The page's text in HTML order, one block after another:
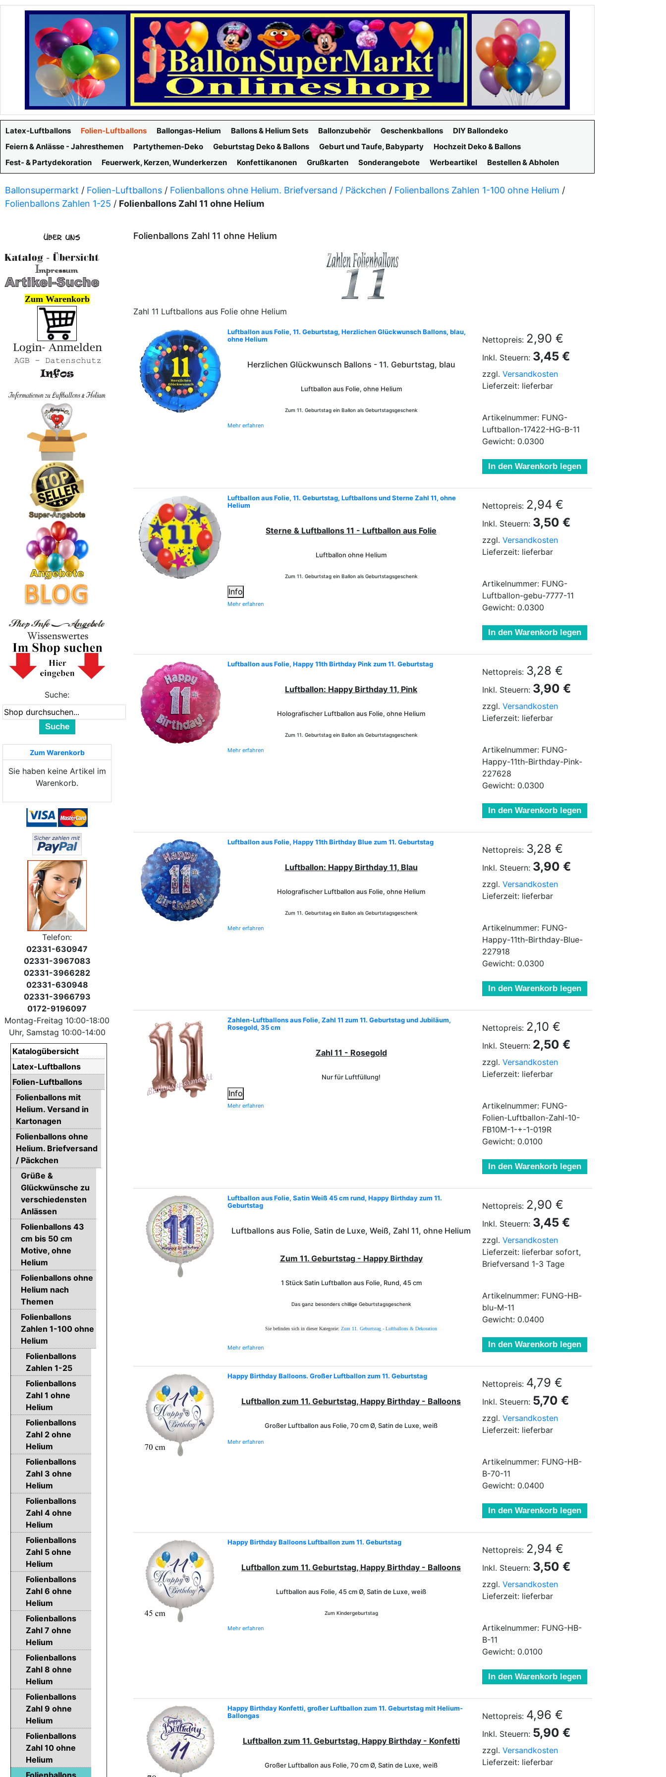
Latex-Luftballons Folien-Luftballons Ballongas-Helium Ballons & Helium Sets Ballonzubehör Geschenkballons
DIY Ballondeko
Feiern & Anlässe - Jahresthemen
Partythemen-Deko Geburtstag Deko & Ballons Geburt und Taufe, Babyparty
Hochzeit Deko & Ballons
Fest- & Partydekoration
Feuerwerk, Kerzen, Wunderkerzen Konfettikanonen Grußkarten Sonderangebote Werbeartikel Bestellen & Abholen
Ballonsupermarkt / Folien-Luftballons / Folienballons ohne Helium. Briefversand / Päckchen / Folienballons Zahlen 1-100 ohne Helium /
Folienballons Zahlen 1-25 / Folienballons Zahl 11 ohne Helium
Folienballons Zahl 11 ohne Helium
Zahl 11 Luftballons aus Folie ohne Helium
Luftballon aus Folie, 11. Geburtstag, Herzlichen Glückwunsch Ballons, blau,
ohne Helium
Herzlichen Glückwunsch Ballons - 11. Geburtstag, blau
Luftballon aus Folie, ohne Helium
Zum 11. Geburtstag ein Ballon als Geburtstagsgeschenk
Mehr erfahren
Nettopreis: 2,90 €
Inkl. Steuern: 3,45 €
zzgl. Versandkosten
Lieferzeit: lieferbar
Artikelnummer: FUNG-
Luftballon-17422-HG-B-11
Gewicht: 0.0300
In den Warenkorb legen
Luftballon aus Folie, 11. Geburtstag, Luftballons und Sterne Zahl 11, ohne
Helium
Sterne & Luftballons 11 - Luftballon aus Folie
Luftballon ohne Helium
Zum 11. Geburtstag ein Ballon als Geburtstagsgeschenk
Info
Mehr erfahren
Nettopreis: 2,94 €
Inkl. Steuern: 3,50 €
zzgl. Versandkosten
Lieferzeit: lieferbar
Artikelnummer: FUNG-
Luftballon-gebu-7777-11
Gewicht: 0.0300
In den Warenkorb legen
Luftballon aus Folie, Happy 11th Birthday Pink zum 11. Geburtstag
Luftballon: Happy Birthday 11, Pink
Holografischer Luftballon aus Folie, ohne Helium
Zum 11. Geburtstag ein Ballon als Geburtstagsgeschenk
Mehr erfahren
Nettopreis: 3,28 €
Inkl. Steuern: 3,90 €
zzgl. Versandkosten
Lieferzeit: lieferbar
Artikelnummer: FUNG-
Happy-11th-Birthday-Pink-
227628
Gewicht: 0.0300
In den Warenkorb legen
Luftballon aus Folie, Happy 11th Birthday Blue zum 11. Geburtstag
Luftballon: Happy Birthday 11, Blau
Holografischer Luftballon aus Folie, ohne Helium
Zum 11. Geburtstag ein Ballon als Geburtstagsgeschenk
Mehr erfahren
Nettopreis: 3,28 €
Inkl. Steuern: 3,90 €
zzgl. Versandkosten
Lieferzeit: lieferbar
Artikelnummer: FUNG-
Happy-11th-Birthday-Blue-
227918
Gewicht: 0.0300
In den Warenkorb legen
Zahlen-Luftballons aus Folie, Zahl 11 zum 11. Geburtstag und Jubiläum,
Rosegold, 35 cm
Zahl 11 - Rosegold
Nur für Luftfüllung!
Info
Mehr erfahren
Nettopreis: 2,10 €
Inkl. Steuern: 2,50 €
zzgl. Versandkosten
Lieferzeit: lieferbar
Artikelnummer: FUNG-
Folien-Luftballon-Zahl-10-
FB10M-1-+-1-019R
Gewicht: 0.0100
In den Warenkorb legen
Luftballon aus Folie, Satin Weiß 45 cm rund, Happy Birthday zum 11.
Geburtstag
Luftballons aus Folie, Satin de Luxe, Weiß, Zahl 11, ohne Helium
Zum 11. Geburtstag - Happy Birthday
1 Stück Satin Luftballon aus Folie, Rund, 45 cm
Das ganz besonders chillige Geburtstagsgeschenk
Sie befinden sich in dieser Kategorie: Zum 11. Geburtstag - Luftballons & Dekoration
Mehr erfahren
Nettopreis: 2,90 €
Inkl. Steuern: 3,45 €
zzgl. Versandkosten
Lieferzeit: lieferbar sofort,
Briefversand 1-3 Tage
Artikelnummer: FUNG-HB-
blu-M-11
Gewicht: 0.0400
In den Warenkorb legen
Happy Birthday Balloons. Großer Luftballon zum 11. Geburtstag
Luftballon zum 11. Geburtstag, Happy Birthday - Balloons
Großer Luftballon aus Folie, 70 cm Ø, Satin de Luxe, weiß
Mehr erfahren
Nettopreis: 4,79 €
Inkl. Steuern: 5,70 €
zzgl. Versandkosten
Lieferzeit: lieferbar
Artikelnummer: FUNG-HB-
B-70-11
Gewicht: 0.0400
In den Warenkorb legen
Happy Birthday Balloons Luftballon zum 11. Geburtstag
Luftballon zum 11. Geburtstag, Happy Birthday - Balloons
Luftballon aus Folie, 45 cm Ø, Satin de Luxe, weiß
Zum Kindergeburtstag
Mehr erfahren
Nettopreis: 2,94 €
Inkl. Steuern: 3,50 €
zzgl. Versandkosten
Lieferzeit: lieferbar
Artikelnummer: FUNG-HB-
B-11
Gewicht: 0.0100
In den Warenkorb legen
Happy Birthday Konfetti, großer Luftballon zum 11. Geburtstag mit Helium-
Ballongas
Luftballon zum 11. Geburtstag, Happy Birthday - Konfetti
Großer Luftballon aus Folie, 70 cm Ø, Satin de Luxe, weiß
Nettopreis: 4,96 €
Inkl. Steuern: 5,90 €
zzgl. Versandkosten
Lieferzeit: lieferbar
Zum Warenkorb
Suche:
Suche
Zum Warenkorb
Sie haben keine Artikel im
Warenkorb.
Telefon:
02331-630947
02331-3967083
02331-3966282
02331-630948
02331-3966793
0172-9196097
Montag-Freitag 10:00-18:00
Uhr, Samstag 10:00-14:00
Katalogübersicht
Latex-Luftballons
Folien-Luftballons
Folienballons mit
Helium. Versand in
Kartonagen
Folienballons ohne
Helium. Briefversand
/ Päckchen
Grüße &
Glückwünsche zu
verschiedensten
Anlässen
Folienballons 43
cm bis 50 cm
Motive, ohne
Helium
Folienballons ohne
Helium nach
Themen
Folienballons
Zahlen 1-100 ohne
Helium
Folienballons
Zahlen 1-25
Folienballons
Zahl 1 ohne
Helium
Folienballons
Zahl 2 ohne
Helium
Folienballons
Zahl 3 ohne
Helium
Folienballons
Zahl 4 ohne
Helium
Folienballons
Zahl 5 ohne
Helium
Folienballons
Zahl 6 ohne
Helium
Folienballons
Zahl 7 ohne
Helium
Folienballons
Zahl 8 ohne
Helium
Folienballons
Zahl 9 ohne
Helium
Folienballons
Zahl 10 ohne
Helium
Folienballons